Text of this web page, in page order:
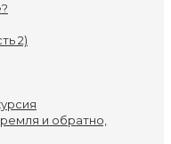
2)
и обратно,